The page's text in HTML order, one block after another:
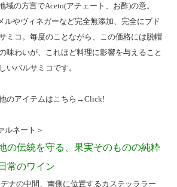
域の方言でAceto(アチェート、お酢)の意。
ルやヴィネガーなど完全無添加、完全にブド
ミコ。毎度のことながら、この価格には脱帽
味わいが、これほど料理に影響を与えること
いバルサミコです。
のアイテムはこちら→Click!
ルネート＞
の伝統を守る、果実そのものの純粋
常のワイン
ナの中間、南側に位置するカステッララー